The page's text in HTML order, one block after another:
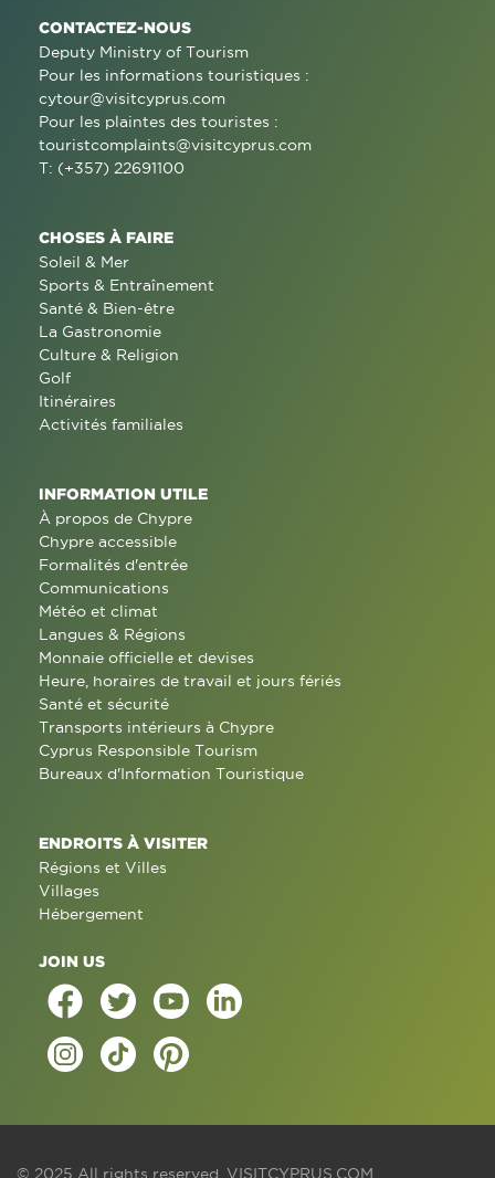
CONTACTEZ-NOUS
Deputy Ministry of Tourism
Pour les informations touristiques :
cytour@visitcyprus.com
Pour les plaintes des touristes :
touristcomplaints@visitcyprus.com
T: (+357) 22691100
CHOSES À FAIRE
Soleil & Mer
Sports & Entraînement
Santé & Bien-être
La Gastronomie
Culture & Religion
Golf
Itinéraires
Activités familiales
INFORMATION UTILE
À propos de Chypre
Chypre accessible
Formalités d'entrée
Communications
Météo et climat
Langues & Régions
Monnaie officielle et devises
Heure, horaires de travail et jours fériés
Santé et sécurité
Transports intérieurs à Chypre
Cyprus Responsible Tourism
Bureaux d'Information Touristique
ENDROITS À VISITER
Régions et Villes
Villages
Hébergement
JOIN US
© 2025 All rights reserved. VISITCYPRUS.COM